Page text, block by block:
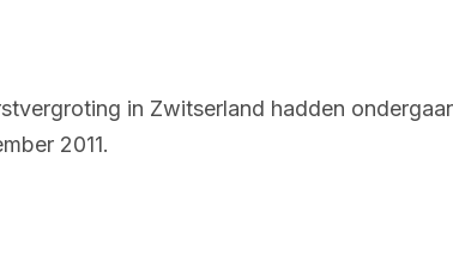
in Zwitserland hadden
2011.